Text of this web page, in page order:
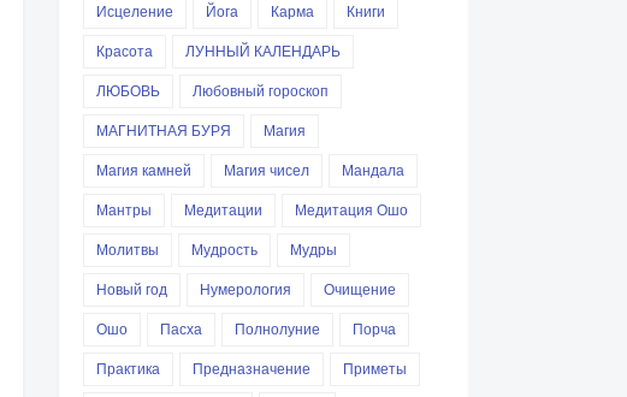
Исцеление
Йога Карма
Книги
Красота
ЛУННЫЙ КАЛЕНДАРЬ
ЛЮБОВЬ
Любовный гороскоп
МАГНИТНАЯ БУРЯ
Магия
Магия камней
Магия чисел
Мандала
Мантры
Медитации
Медитация Ошо
Молитвы
Мудрость
Мудры
Новый год
Нумерология
Очищение
Ошо
Пасха Полнолуние
Порча
Практика
Предназначение
Приметы